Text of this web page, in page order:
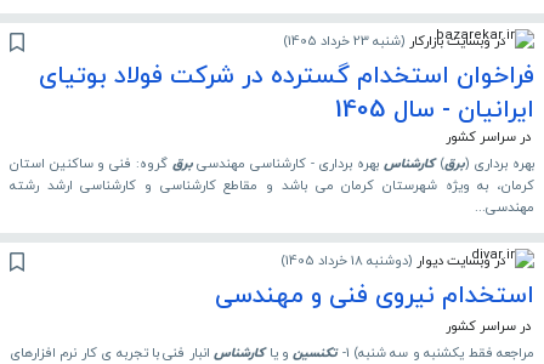
در وبسایت بازارکار (شنبه 23 خرداد 1405 )
فراخوان استخدام گسترده در شرکت فولاد بوتیای
ایرانیان - سال 1405
در سراسر کشور
بهره برداری (برق)کارشناس بهره برداری - کارشناسی مهندسیبرق گروه: فنی و ساکنین استان
کرمان، به ویژه شهرستان‌ کرمان می باشد و مقاطع کارشناسی و کارشناسی ارشد رشته‌
مهندسی...
در وبسایت دیوار (دوشنبه 18 خرداد 1405 )
استخدام نیروی فنی و مهندسی
در سراسر کشور
مراجعه فقط یکشنبه و سه شنبه) 1-
تکنسینو یاکارشناسانبار فنی با تجربه ی کار نرم افزارهای